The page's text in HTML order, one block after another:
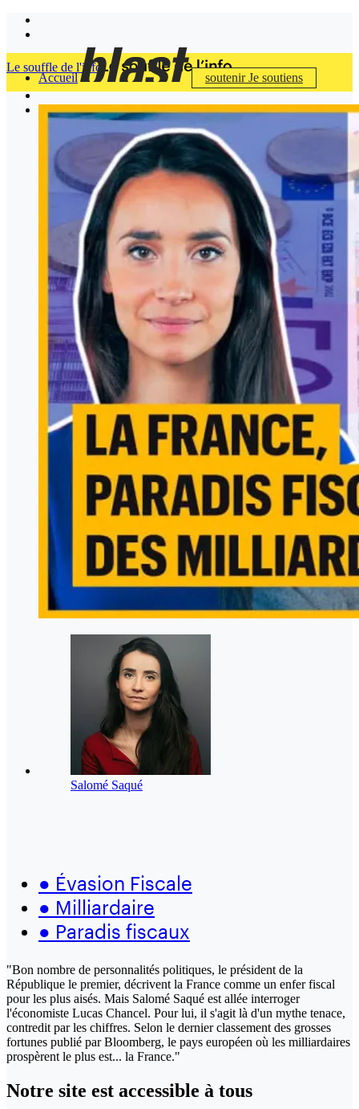
Accueil soutenirJe soutiens
Le souffle de l'info
Salomé Saqué
● Évasion Fiscale
● Milliardaire
● Paradis fiscaux
"Bon nombre de personnalités politiques, le président de la
République le premier, décrivent la France comme un enfer fiscal
pour les plus aisés. Mais Salomé Saqué est allée interroger
l'économiste Lucas Chancel. Pour lui, il s'agit là d'un mythe tenace,
contredit par les chiffres. Selon le dernier classement des grosses
fortunes publié par Bloomberg, le pays européen où les milliardaires
prospèrent le plus est... la France."
Notre site est accessible à tous